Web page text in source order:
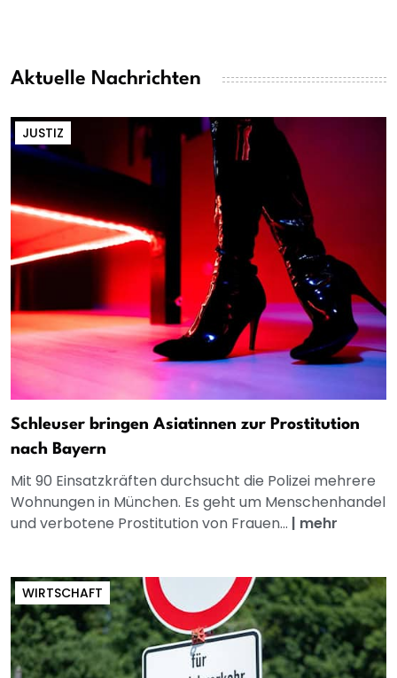
Aktuelle Nachrichten
JUSTIZ
Schleuser bringen Asiatinnen zur Prostitution
nach Bayern
Mit 90 Einsatzkräften durchsucht die Polizei mehrere
Wohnungen in München. Es geht um Menschenhandel
und verbotene Prostitution von Frauen... | mehr
WIRTSCHAFT